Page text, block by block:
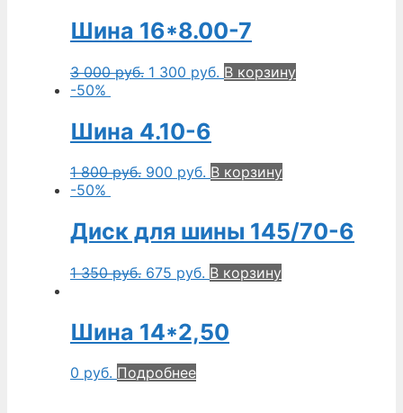
Шина 16*8.00-7
3 000руб. 1 300 руб. В корзину
-50%
Шина 4.10-6
1 800руб. 900 руб. В корзину
-50%
Диск для шины 145/70-6
1 350руб. 675 руб. В корзину
Шина 14*2,50
0 руб. Подробнее